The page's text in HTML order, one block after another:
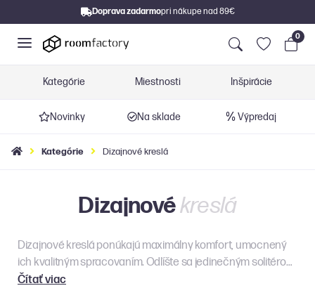
Doprava zadarmopri nákupe nad 89€
0
Kategórie Miestnosti Inšpirácie
Novinky Na sklade Výpredaj
Kategórie Dizajnové kreslá
Dizajnovékreslá
Dizajnové kreslá ponúkajú maximálny komfort, umocnený
ich kvalitným spracovaním. Odlíšte sa jedinečným solitérom,
ktorý povýši Váš interiér na nový level.
Čítať viac